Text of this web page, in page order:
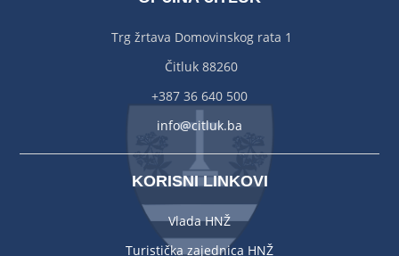
Trg žrtava Domovinskog rata 1
Čitluk 88260
+387 36 640 500
info@citluk.ba
KORISNI LINKOVI
Vlada HNŽ
Turistička zajednica HNŽ